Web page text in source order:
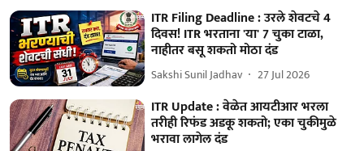
ITR Filing Deadline : उरले शेवटचे 4
दिवस! ITR भरताना 'या' 7 चुका टाळा,
नाहीतर बसू शकतो मोठा दंड
Sakshi Sunil Jadhav 27 Jul 2026
ITR Update : वेळेत आयटीआर भरला
तरीही रिफंड अडकू शकतो; एका चुकीमुळे
भरावा लागेल दंड